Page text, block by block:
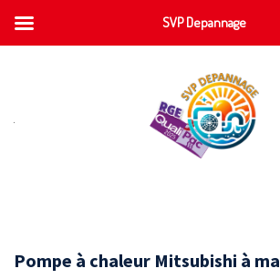
Pompe à chaleur Mitsubishi à
SVP Depannage